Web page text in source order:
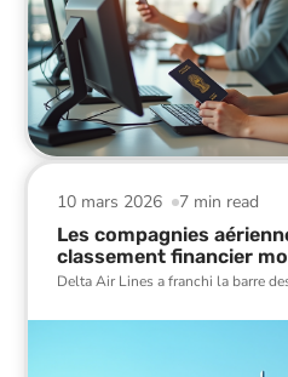
7 min read
10 mars 2026
Les compagnies
classement financier
Delta Air Lines a franchi la barre